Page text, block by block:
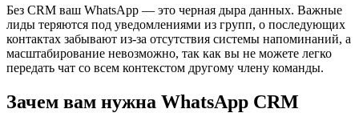
Без CRM ваш WhatsApp — это черная дыра данных. Важные
лиды теряются под уведомлениями из групп, о последующих
контактах забывают из-за отсутствия системы напоминаний, а
масштабирование невозможно, так как вы не можете легко
передать чат со всем контекстом другому члену команды.
Зачем вам нужна WhatsApp CRM